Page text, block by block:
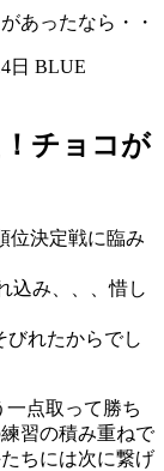
あったなら・・
日 BLUE
チョコが
位決定戦に臨み
込み、、、惜し
びれたからでし
点取って勝ち
習の積み重ねで
ちには次に繋げ